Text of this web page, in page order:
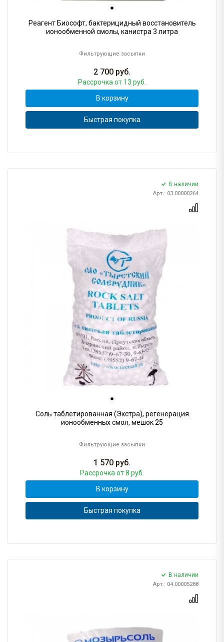
Реагент Биософт, бактерицидный восстановитель
ионообменной смолы, канистра 3 литра
Фильтрующие засыпки
2 700 руб.
Рассрочка от 13 руб.
В корзину
Быстрая покупка
В наличии
Арт.: 03.00000264
Соль таблетированная (Экстра), регенерация
ионообменных смол, мешок 25
Фильтрующие засыпки
1 570 руб.
Рассрочка от 8 руб.
В корзину
Быстрая покупка
В наличии
Арт.: 04.00005288